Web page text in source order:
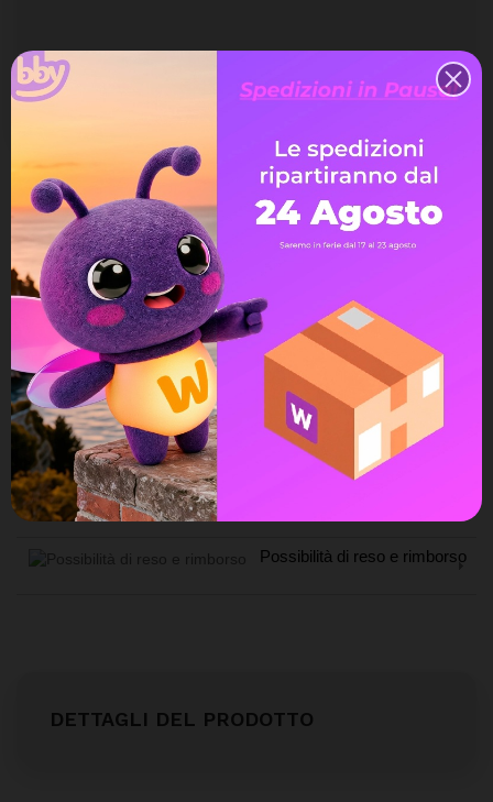
Quantità
Aggiungi Al Carrello
Spedizione gratuita a partire da 99€
Assistenza Live Chat
Ampia scelta di pagamenti
Possibilità di reso e rimborso
DETTAGLI DEL PRODOTTO